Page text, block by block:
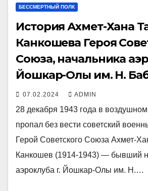
БЕССМЕРТНЫЙ ПОЛК
История Ахмет-Хана
Канкошева Героя
Союза, начальника
Йошкар-Олы им. Н.
07.02.2024 ADMIN
28 декабря 1943 года в
пропал без вести советский
Герой Советского Союза Ахмет-
Канкошев (1914-1943) — бывший
аэроклуба г. Йошкар-Олы им. Н.…